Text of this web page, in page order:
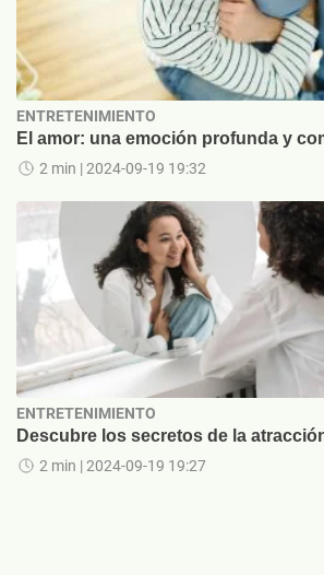
ENTRETENIMIENTO
El amor: una emoción profunda y
2 min | 2024-09-19 19:32
ENTRETENIMIENTO
Descubre los secretos de la
2 min | 2024-09-19 19:27